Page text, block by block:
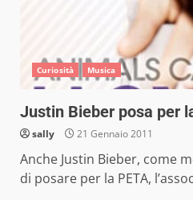
Curiosità Musica
Justin Bieber posa per
sally 21 Gennaio 2011
Anche Justin Bieber, come
di posare per la PETA,